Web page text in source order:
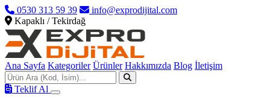
0530 313 59 39
info@exprodijital.com
Kapaklı / Tekirdağ
Ana Sayfa Kategoriler Ürünler Hakkımızda Blog İletişim
Teklif Al